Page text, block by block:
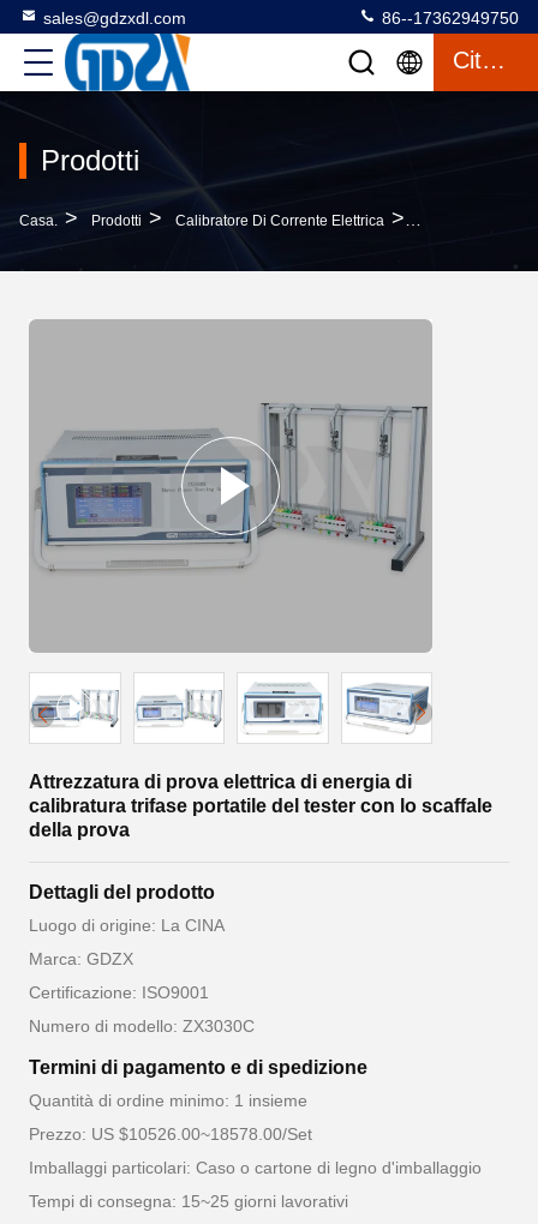
sales@gdzxdl.com 86--17362949750
Citazione
Prodotti
Casa. > Prodotti > Calibratore Di Corrente Elettrica >
Attrezzatura di prova elettrica di energia di
calibratura trifase portatile del tester con lo scaffale
della prova
Dettagli del prodotto
Luogo di origine: La CINA
Marca: GDZX
Certificazione: ISO9001
Numero di modello: ZX3030C
Termini di pagamento e di spedizione
Quantità di ordine minimo: 1 insieme
Prezzo: US $10526.00~18578.00/Set
Imballaggi particolari: Caso o cartone di legno d'imballaggio
Tempi di consegna: 15~25 giorni lavorativi